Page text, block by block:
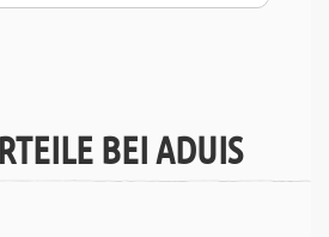
BEI ADUIS